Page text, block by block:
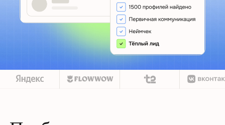
Подбор —на каждом
рекрутмента